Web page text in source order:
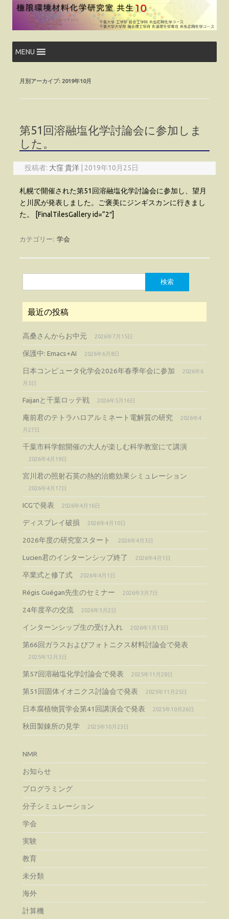
コ
ン
ツ
キ
ッ
MENU
月別アーカイブ: 2019年10月
第51回溶融塩化学討論会に参加しま
した。
投稿者: 大窪 貴洋 2019年10月25日
札幌で開催された第51回溶融塩化学討論会に参加し、望月
と川尻が発表しました。ご褒美にジンギスカンに行きまし
た。 [FinalTilesGallery id=”2″]
カテゴリー: 学会
索:
最近の投稿
高桑さんからお中元 2026年7月15日
保護中: Emacs+AI 2026年6月8日
日本コンピュータ化学会2026年春季年会に参加
2026年6
月5日
Faijanと千葉ロッテ戦 2026年5月16日
庵前君のテトラハロアルミネート電解質の研究
2026年4
月27日
千葉市科学館開催の大人が楽しむ科学教室にて講演
2026年4月19日
宮川君の照射石英の熱的治癒効果シミュレーション
2026年4月17日
ICGで発表 2026年4月16日
ディスプレイ破損 2026年4月10日
2026年度の研究室スタート 2026年4月3日
Lucien君のインターンシップ終了 2026年4月1日
卒業式と修了式 2026年4月1日
Régis Guégan先生のセミナー 2026年3月7日
24年度卒の交流 2026年3月2日
インターンシップ生の受け入れ 2026年1月13日
第66回ガラスおよびフォトニクス材料討論会で発表
2025年12月3日
第57回溶融塩化学討論会で発表 2025年11月28日
第51回固体イオニクス討論会で発表 2025年11月25日
日本腐植物質学会第41回講演会で発表 2025年10月26日
秋田製錬所の見学 2025年10月23日
NMR
お知らせ
プログラミング
分子シミュレーション
学会
実験
教育
未分類
海外
計算機